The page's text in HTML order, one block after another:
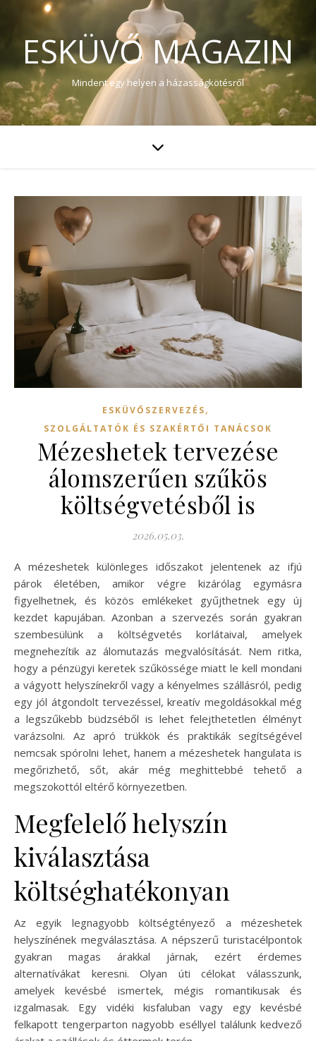
ESKÜVŐ MAGAZIN
Mindent egy helyen a házasságkötésről
ESKÜVŐSZERVEZÉS,
SZOLGÁLTATÓK ÉS SZAKÉRTŐI TANÁCSOK
Mézeshetek tervezése
álomszerűen szűkös
költségvetésből is
2026.05.03.
A mézeshetek különleges időszakot jelentenek az ifjú
párok életében, amikor végre kizárólag egymásra
figyelhetnek, és közös emlékeket gyűjthetnek egy új
kezdet kapujában. Azonban a szervezés során gyakran
szembesülünk a költségvetés korlátaival, amelyek
megnehezítik az álomutazás megvalósítását. Nem ritka,
hogy a pénzügyi keretek szűkössége miatt le kell mondani
a vágyott helyszínekről vagy a kényelmes szállásról, pedig
egy jól átgondolt tervezéssel, kreatív megoldásokkal még
a legszűkebb büdzséből is lehet felejthetetlen élményt
varázsolni. Az apró trükkök és praktikák segítségével
nemcsak spórolni lehet, hanem a mézeshetek hangulata is
megőrizhető, sőt, akár még meghittebbé tehető a
megszokottól eltérő környezetben.
Megfelelő helyszín
kiválasztása
költséghatékonyan
Az egyik legnagyobb költségtényező a mézeshetek
helyszínének megválasztása. A népszerű turistacélpontok
gyakran magas árakkal járnak, ezért érdemes
alternatívákat keresni. Olyan úti célokat válasszunk,
amelyek kevésbé ismertek, mégis romantikusak és
izgalmasak. Egy vidéki kisfaluban vagy egy kevésbé
felkapott tengerparton nagyobb eséllyel találunk kedvező